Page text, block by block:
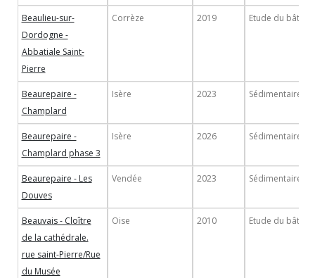
Beaulieu-sur-
Dordogne -
Abbatiale Saint-
Pierre
Corrèze 2019 Etude du bâti
Beaurepaire -
Champlard
Isère 2023 Sédimentaire
Beaurepaire -
Champlard phase 3
Isère 2026 Sédimentaire
Beaurepaire - Les
Douves
Vendée 2023 Sédimentaire
Beauvais - Cloître
de la cathédrale.
rue saint-Pierre/Rue
du Musée
Oise 2010 Etude du bâti